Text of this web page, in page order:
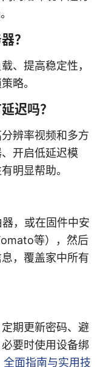
？
、提高稳定性，
略。
迟吗？
辨率视频和多方
开启低延迟模
明显帮助。
，或在固件中安
等），然后
，覆盖家中所有
期更新密码、避
要时使用设备绑
面指南与实用技